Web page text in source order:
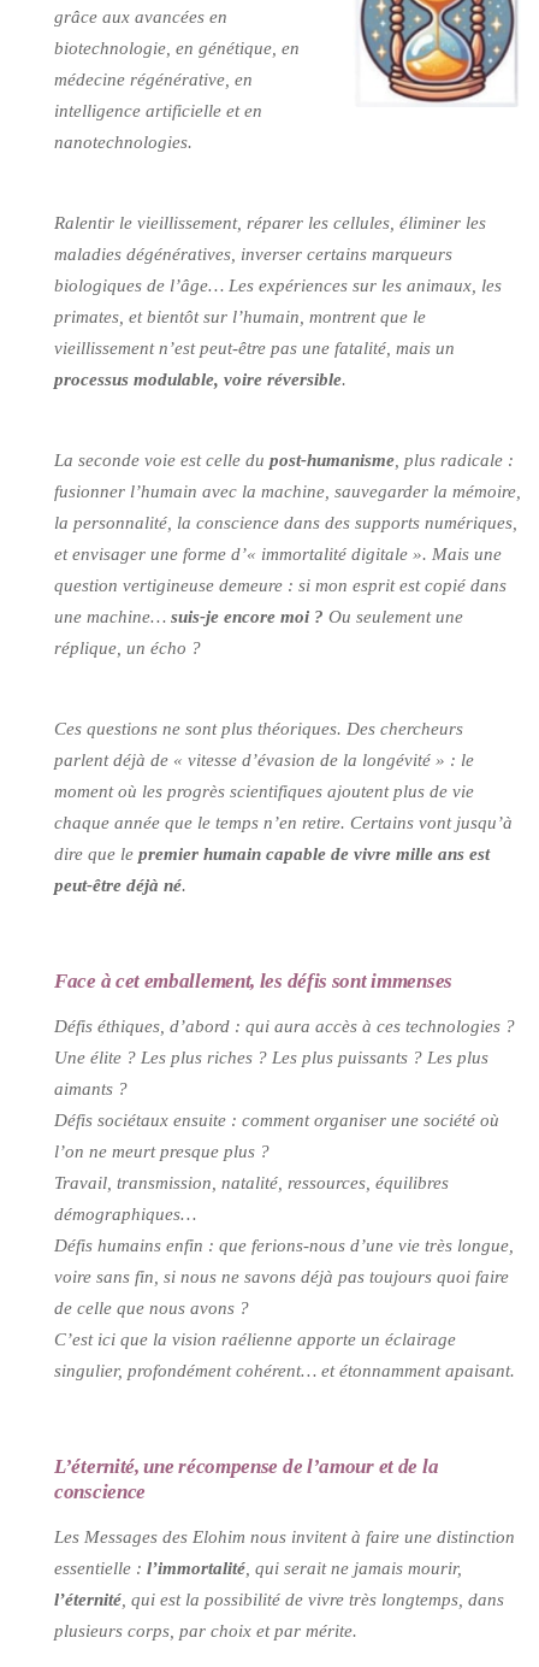
grâce aux avancées en
biotechnologie, en génétique, en
médecine régénérative, en
intelligence artificielle et en
nanotechnologies.
Ralentir le vieillissement, réparer les cellules, éliminer les
maladies dégénératives, inverser certains marqueurs
biologiques de l’âge… Les expériences sur les animaux, les
primates, et bientôt sur l’humain, montrent que le
vieillissement n’est peut-être pas une fatalité, mais un
processus modulable, voire réversible.
La seconde voie est celle du post-humanisme , plus radicale :
fusionner l’humain avec la machine, sauvegarder la mémoire,
la personnalité, la conscience dans des supports numériques,
et envisager une forme d’« immortalité digitale ». Mais une
question vertigineuse demeure : si mon esprit est copié dans
une machine… suis-je encore moi ? Ou seulement une
réplique, un écho ?
Ces questions ne sont plus théoriques. Des chercheurs
parlent déjà de « vitesse d’évasion de la longévité » : le
moment où les progrès scientifiques ajoutent plus de vie
chaque année que le temps n’en retire. Certains vont jusqu’à
dire que le premier humain capable de vivre mille ans est
peut-être déjà né.
Face à cet emballement, les défis sont immenses
Défis éthiques, d’abord : qui aura accès à ces technologies ?
Une élite ? Les plus riches ? Les plus puissants ? Les plus
aimants ?
Défis sociétaux ensuite : comment organiser une société où
l’on ne meurt presque plus ?
Travail, transmission, natalité, ressources, équilibres
démographiques…
Défis humains enfin : que ferions-nous d’une vie très longue,
voire sans fin, si nous ne savons déjà pas toujours quoi faire
de celle que nous avons ?
C’est ici que la vision raélienne apporte un éclairage
singulier, profondément cohérent… et étonnamment apaisant.
L’éternité, une récompense de l’amour et de la
conscience
Les Messages des Elohim nous invitent à faire une distinction
essentielle : l’immortalité , qui serait ne jamais mourir,
l’éternité , qui est la possibilité de vivre très longtemps, dans
plusieurs corps, par choix et par mérite.